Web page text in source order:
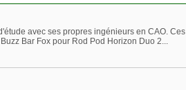
avec ses propres ingénieurs en CAO. Ces
Bar Fox pour Rod Pod Horizon Duo 2...